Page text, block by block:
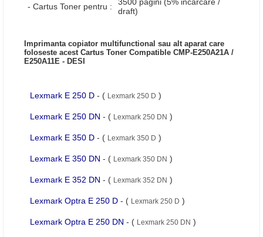
- Cartus Toner pentru :
3500 pagini (5% incarcare /
draft)
Imprimanta copiator multifunctional sau alt aparat care
foloseste acest Cartus Toner Compatible CMP-E250A21A /
E250A11E - DESI
Lexmark E 250 D - ( Lexmark 250 D )
Lexmark E 250 DN - ( Lexmark 250 DN )
Lexmark E 350 D - ( Lexmark 350 D )
Lexmark E 350 DN - ( Lexmark 350 DN )
Lexmark E 352 DN - ( Lexmark 352 DN )
Lexmark Optra E 250 D - ( Lexmark 250 D )
Lexmark Optra E 250 DN - ( Lexmark 250 DN )